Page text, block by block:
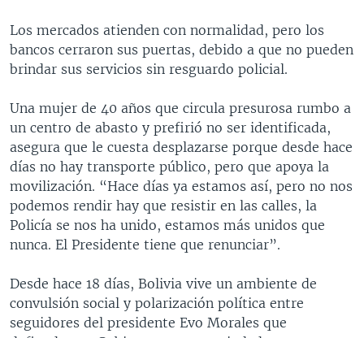
Los mercados atienden con normalidad, pero los
bancos cerraron sus puertas, debido a que no pueden
brindar sus servicios sin resguardo policial.
Una mujer de 40 años que circula presurosa rumbo a
un centro de abasto y prefirió no ser identificada,
asegura que le cuesta desplazarse porque desde hace
días no hay transporte público, pero que apoya la
movilización. “Hace días ya estamos así, pero no nos
podemos rendir hay que resistir en las calles, la
Policía se nos ha unido, estamos más unidos que
nunca. El Presidente tiene que renunciar”.
Desde hace 18 días, Bolivia vive un ambiente de
convulsión social y polarización política entre
seguidores del presidente Evo Morales que